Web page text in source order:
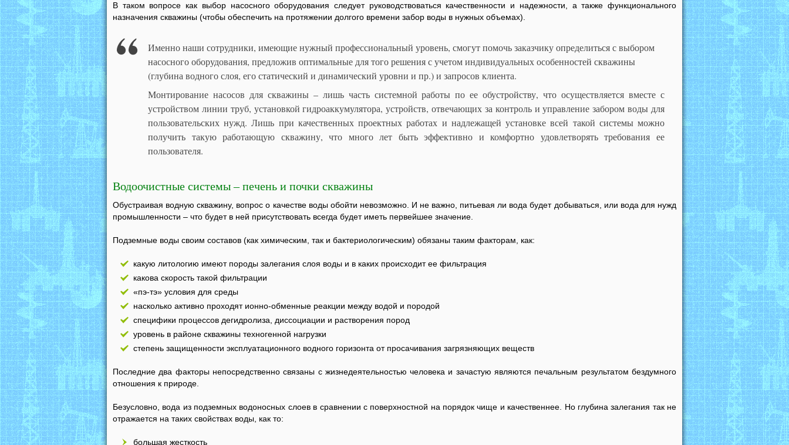
В таком вопросе как выбор насосного оборудования следует руководствоваться качественности и надежности, а также функционального
назначения скважины (чтобы обеспечить на протяжении долгого времени забор воды в нужных объемах).
Именно наши сотрудники, имеющие нужный профессиональный уровень, смогут помочь заказчику определиться с выбором
насосного оборудования, предложив оптимальные для того решения с учетом индивидуальных особенностей скважины
(глубина водного слоя, его статический и динамический уровни и пр.) и запросов клиента.
Монтирование насосов для скважины – лишь часть системной работы по ее обустройству, что осуществляется вместе с
устройством линии труб, установкой гидроаккумулятора, устройств, отвечающих за контроль и управление забором воды для
пользовательских нужд. Лишь при качественных проектных работах и надлежащей установке всей такой системы можно
получить такую работающую скважину, что много лет быть эффективно и комфортно удовлетворять требования ее
пользователя.
Водоочистные системы – печень и почки скважины
Обустраивая водную скважину, вопрос о качестве воды обойти невозможно. И не важно, питьевая ли вода будет добываться, или вода для нужд
промышленности – что будет в ней присутствовать всегда будет иметь первейшее значение.
Подземные воды своим составов (как химическим, так и бактериологическим) обязаны таким факторам, как:
какую литологию имеют породы залегания слоя воды и в каких происходит ее фильтрация
какова скорость такой фильтрации
«пэ-тэ» условия для среды
насколько активно проходят ионно-обменные реакции между водой и породой
специфики процессов дегидролиза, диссоциации и растворения пород
уровень в районе скважины техногенной нагрузки
степень защищенности эксплуатационного водного горизонта от просачивания загрязняющих веществ
Последние два факторы непосредственно связаны с жизнедеятельностью человека и зачастую являются печальным результатом бездумного
отношения к природе.
Безусловно, вода из подземных водоносных слоев в сравнении с поверхностной на порядок чище и качественнее. Но глубина залегания так не
отражается на таких свойствах воды, как то:
большая жесткость